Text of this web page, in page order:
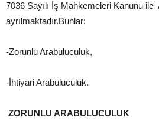
7036 Sayılı İş Mahkemeleri Kanunu
ayrılmaktadır.Bunlar;
-Zorunlu Arabuluculuk,
-İhtiyari Arabuluculuk.
ZORUNLU ARABULUCULUK